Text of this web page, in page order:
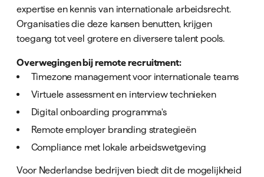
expertise en kennis van internationale arbeidsrecht.
Organisaties die deze kansen benutten, krijgen
toegang tot veel grotere en diversere talent pools.
Overwegingen bij remote recruitment:
Timezone management voor internationale teams
Virtuele assessment en interview technieken
Digital onboarding programma's
Remote employer branding strategieën
Compliance met lokale arbeidswetgeving
Voor Nederlandse bedrijven biedt dit de mogelijkheid